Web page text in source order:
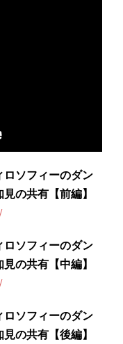
ソフィーのダン
の共有【前編】
ソフィーのダン
の共有【中編】
ソフィーのダン
の共有【後編】